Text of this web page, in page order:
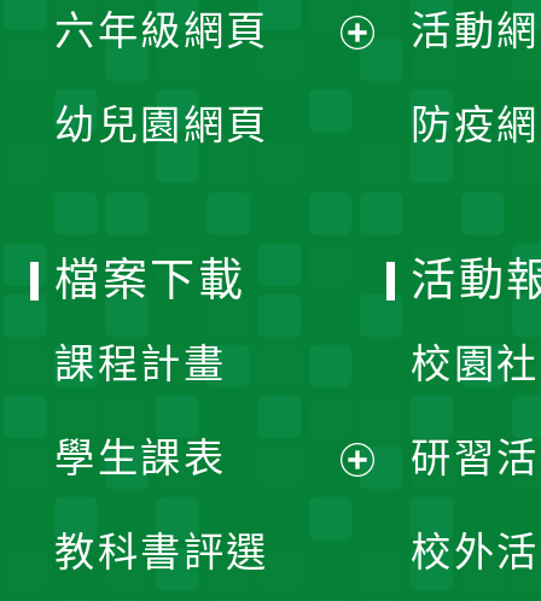
單
選
開
六年級網頁
幼兒園網頁
活動
防疫
檔案下載
課程計畫
學生課表
教科書評選
活動
校園
研習
校外